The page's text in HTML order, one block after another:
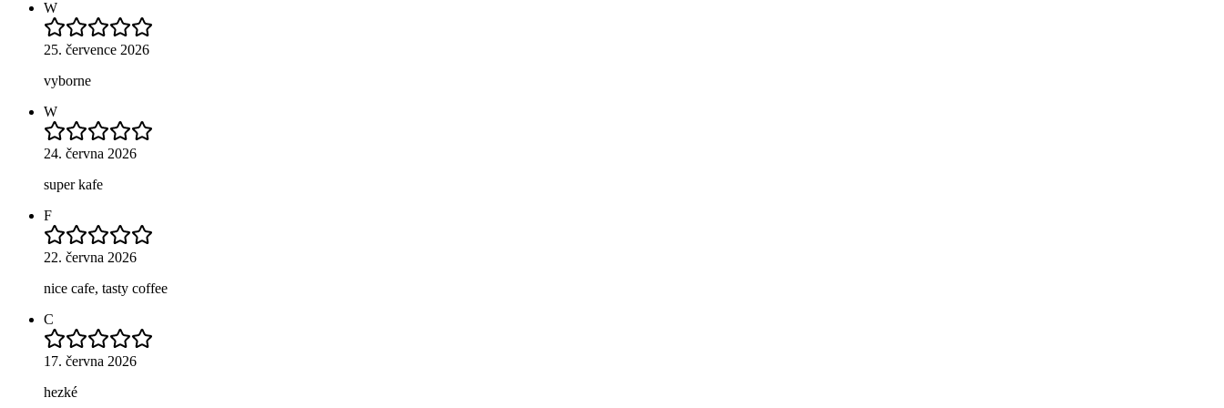
W
25. července 2026
vyborne
W
24. června 2026
super kafe
F
22. června 2026
nice cafe, tasty coffee
C
17. června 2026
hezké